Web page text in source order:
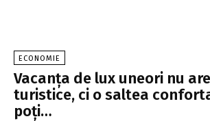
ECONOMIE
Vacanţa de lux uneori nu
turistice, ci o saltea
poţi…